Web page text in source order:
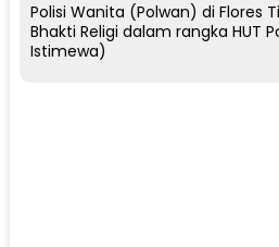
Polisi Wanita (Polwan) di Flores
Bhakti Religi dalam rangka HUT
Istimewa)